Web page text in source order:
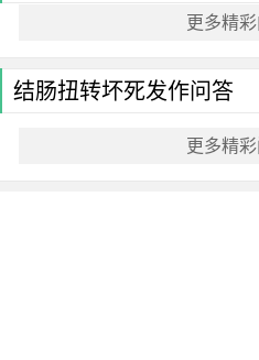
更多精
结肠扭转坏死发作问答
更多精